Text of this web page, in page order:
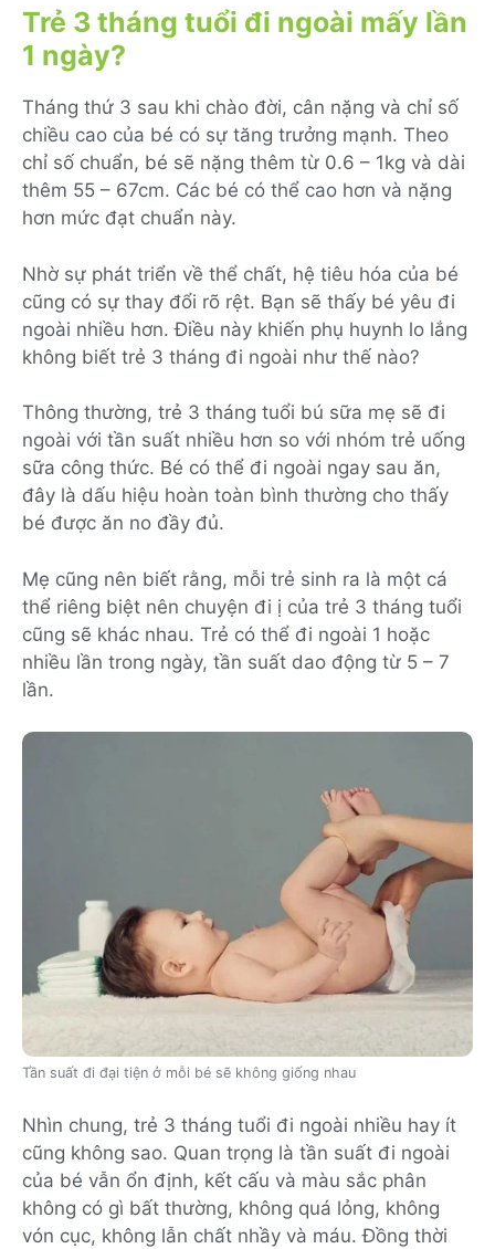
Trẻ 3 tháng tuổi đi ngoài mấy lần
1 ngày?
Tháng thứ 3 sau khi chào đời, cân nặng và chỉ số
chiều cao của bé có sự tăng trưởng mạnh. Theo
chỉ số chuẩn, bé sẽ nặng thêm từ 0.6 – 1kg và dài
thêm 55 – 67cm. Các bé có thể cao hơn và nặng
hơn mức đạt chuẩn này.
Nhờ sự phát triển về thể chất, hệ tiêu hóa của bé
cũng có sự thay đổi rõ rệt. Bạn sẽ thấy bé yêu đi
ngoài nhiều hơn. Điều này khiến phụ huynh lo lắng
không biết trẻ 3 tháng đi ngoài như thế nào?
Thông thường, trẻ 3 tháng tuổi bú sữa mẹ sẽ đi
ngoài với tần suất nhiều hơn so với nhóm trẻ uống
sữa công thức. Bé có thể đi ngoài ngay sau ăn,
đây là dấu hiệu hoàn toàn bình thường cho thấy
bé được ăn no đầy đủ.
Mẹ cũng nên biết rằng, mỗi trẻ sinh ra là một cá
thể riêng biệt nên chuyện đi ị của trẻ 3 tháng tuổi
cũng sẽ khác nhau. Trẻ có thể đi ngoài 1 hoặc
nhiều lần trong ngày, tần suất dao động từ 5 – 7
lần.
Tần suất đi đại tiện ở mỗi bé sẽ không giống nhau
Nhìn chung, trẻ 3 tháng tuổi đi ngoài nhiều hay ít
cũng không sao. Quan trọng là tần suất đi ngoài
của bé vẫn ổn định, kết cấu và màu sắc phân
không có gì bất thường, không quá lỏng, không
vón cục, không lẫn chất nhầy và máu. Đồng thời